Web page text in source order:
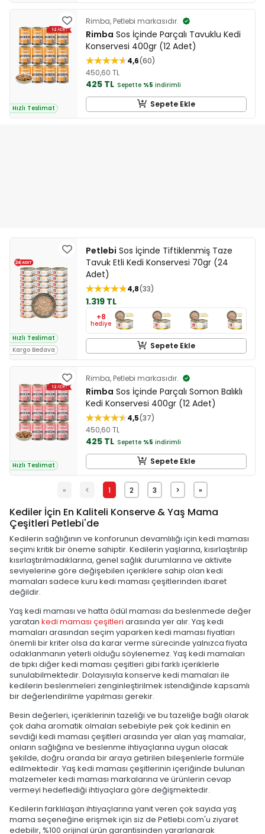
Hızlı Teslimat
Rimba, Petlebi markasıdır.
Rimba Sos İçinde Parçalı Tavuklu Kedi
Konservesi 400gr (12 Adet)
4,6 60
450,60 TL
425 TL Sepette %5 indirimli
Sepete Ekle
Hızlı Teslimat
Kargo Bedava
Petlebi Sos İçinde Tiftiklenmiş Taze
Tavuk Etli Kedi Konservesi 70gr (24
Adet)
4,8 33
1.319 TL
+8
hediye
Sepete Ekle
Hızlı Teslimat
Rimba, Petlebi markasıdır.
Rimba Sos İçinde Parçalı Somon Balıklı
Kedi Konservesi 400gr (12 Adet)
4,5 37
450,60 TL
425 TL Sepette %5 indirimli
Sepete Ekle
« < 1 2 3 > »
Kediler İçin En Kaliteli Konserve & Yaş Mama
Çeşitleri Petlebi'de
Kedilerin sağlığının ve konforunun devamlılığı için kedi maması
seçimi kritik bir öneme sahiptir. Kedilerin yaşlarına, kısırlaştırılıp
kısırlaştırılmadıklarına, genel sağlık durumlarına ve aktivite
seviyelerine göre değişebilen içeriklere sahip olan kedi
mamaları sadece kuru kedi maması çeşitlerinden ibaret
değildir.
Yaş kedi maması ve hatta ödül maması da beslenmede değer
yaratan kedi maması çeşitleri arasında yer alır. Yaş kedi
mamaları arasından seçim yaparken kedi maması fiyatları
önemli bir kriter olsa da karar verme sürecinde yalnızca fiyata
odaklanmanın yeterli olduğu söylenemez. Yaş kedi mamaları
de tıpkı diğer kedi maması çeşitleri gibi farklı içeriklerle
sunulabilmektedir. Dolayısıyla konserve kedi mamaları ile
kedilerin beslenmeleri zenginleştirilmek istendiğinde kapsamlı
bir değerlendirilme yapılması gerekir.
Besin değerleri, içeriklerinin tazeliği ve bu tazeliğe bağlı olarak
çok daha aromatik olmaları sebebiyle pek çok kedinin en
sevdiği kedi maması çeşitleri arasında yer alan yaş mamalar,
onların sağlığına ve beslenme ihtiyaçlarına uygun olacak
şekilde, doğru oranda bir araya getirilen bileşenlerle formüle
edilmektedir. Yaş kedi maması çeşitlerinin içeriğinde bulunan
malzemeler kedi maması markalarına ve ürünlerin cevap
vermeyi hedeflediği ihtiyaçlara göre değişmektedir.
Kedilerin farklılaşan ihtiyaçlarına yanıt veren çok sayıda yaş
mama seçeneğine erişmek için siz de Petlebi.com'u ziyaret
edebilir, %100 orijinal ürün garantisinden yararlanarak